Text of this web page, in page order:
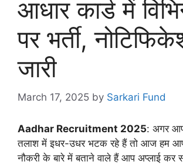
आधार कार्ड में
पर भर्ती,
जारी
March 17, 2025 by Sarkari Fund
Aadhar Recruitment 2025: अगर
तलाश में इधर-उधर भटक रहे हैं तो आज हम
नौकरी के बारे में बताने वाले हैं आप अप्लाई